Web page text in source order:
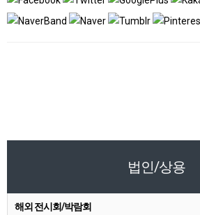
법인/상용
해외 전시회/박람회